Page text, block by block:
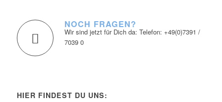
NOCH FRAGEN?
Wir sind jetzt für Dich da: Telefon: +49(0)7391 /
7039 0
HIER FINDEST DU UNS: